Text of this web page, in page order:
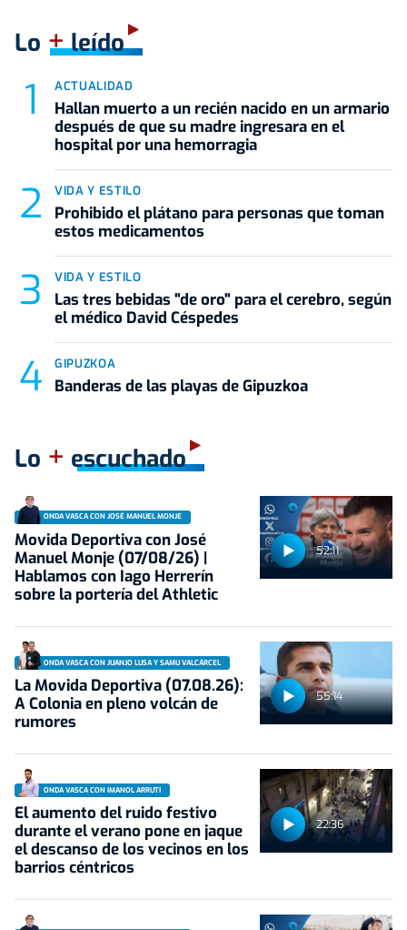
Lo +leído
ACTUALIDAD
Hallan muerto a un recién nacido en un armario
después de que su madre ingresara en el
hospital por una hemorragia
VIDA Y ESTILO
Prohibido el plátano para personas que toman
estos medicamentos
VIDA Y ESTILO
Las tres bebidas "de oro" para el cerebro, según
el médico David Céspedes
GIPUZKOA
Banderas de las playas de Gipuzkoa
Lo + escuchado
52:11
ONDA VASCA CON JOSÉ MANUEL MONJE
Movida Deportiva con José
Manuel Monje (07/08/26) |
Hablamos con Iago Herrerín
sobre la portería del Athletic
55:14
ONDA VASCA CON JUANJO LUSA Y SAMU VALCÁRCEL
La Movida Deportiva (07.08.26):
A Colonia en pleno volcán de
rumores
22:36
ONDA VASCA CON IMANOL ARRUTI
El aumento del ruido festivo
durante el verano pone en jaque
el descanso de los vecinos en los
barrios céntricos